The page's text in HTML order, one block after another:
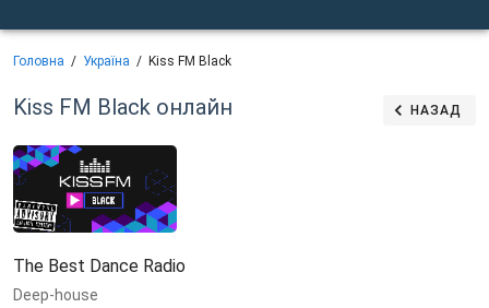
Головна Україна Kiss FM Black
Kiss FM Black онлайн НАЗАД
The Best Dance Radio
Deep-house